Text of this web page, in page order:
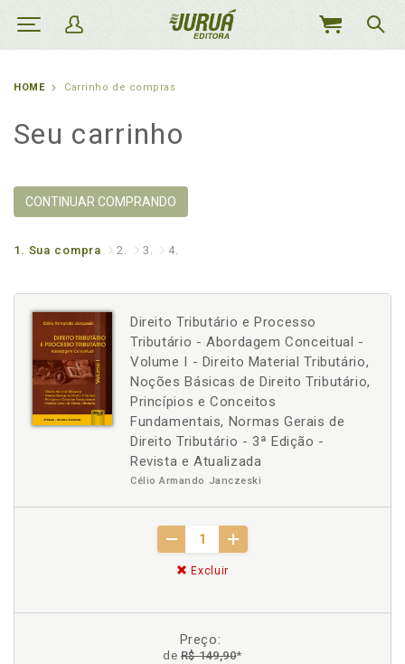
MEU
HOME Carrinho de compras
Seu carrinho
CONTINUAR COMPRANDO
1. Sua compra 2. 3. 4.
Direito Tributário e Processo
Tributário - Abordagem Conceitual -
Volume I - Direito Material Tributário,
Noções Básicas de Direito Tributário,
Princípios e Conceitos
Fundamentais, Normas Gerais de
Direito Tributário - 3ª Edição -
Revista e Atualizada
Célio Armando Janczeski
Excluir
Preço:
deR$ 149,90*